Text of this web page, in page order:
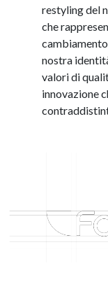
restyling del
che
nostra
valori di
innovazione